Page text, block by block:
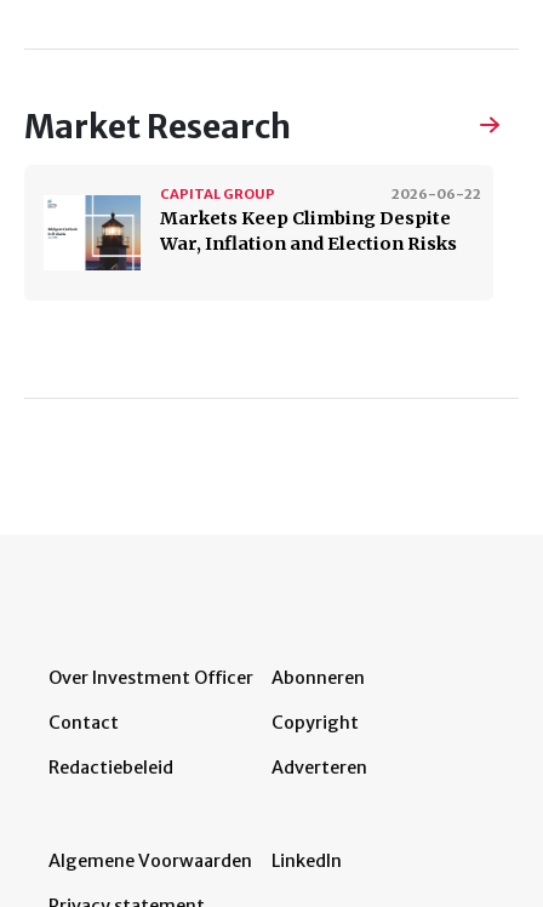
Market Research
2026-06-22
CAPITAL GROUP
Markets Keep Climbing Despite
War, Inflation and Election Risks
Over Investment Officer
Contact
Redactiebeleid
Abonneren
Copyright
Adverteren
Algemene Voorwaarden LinkedIn